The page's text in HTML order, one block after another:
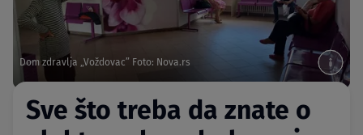
Dom zdravlja „Voždovac” Foto: Nova.rs
Sve što treba da znate o